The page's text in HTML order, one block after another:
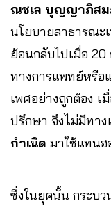
ณชเล บุญญาภิสม
นโยบายสาธารณะ
ย้อนกลับไปเมื่อ
ทางการแพทย์หรือ
เพศอย่างถูกต้อง เ
ปรึกษา จึงไม่มีทาง
กำเนิด มาใช้แทนฮ
ซึ่งในยุคนั้น กระบว